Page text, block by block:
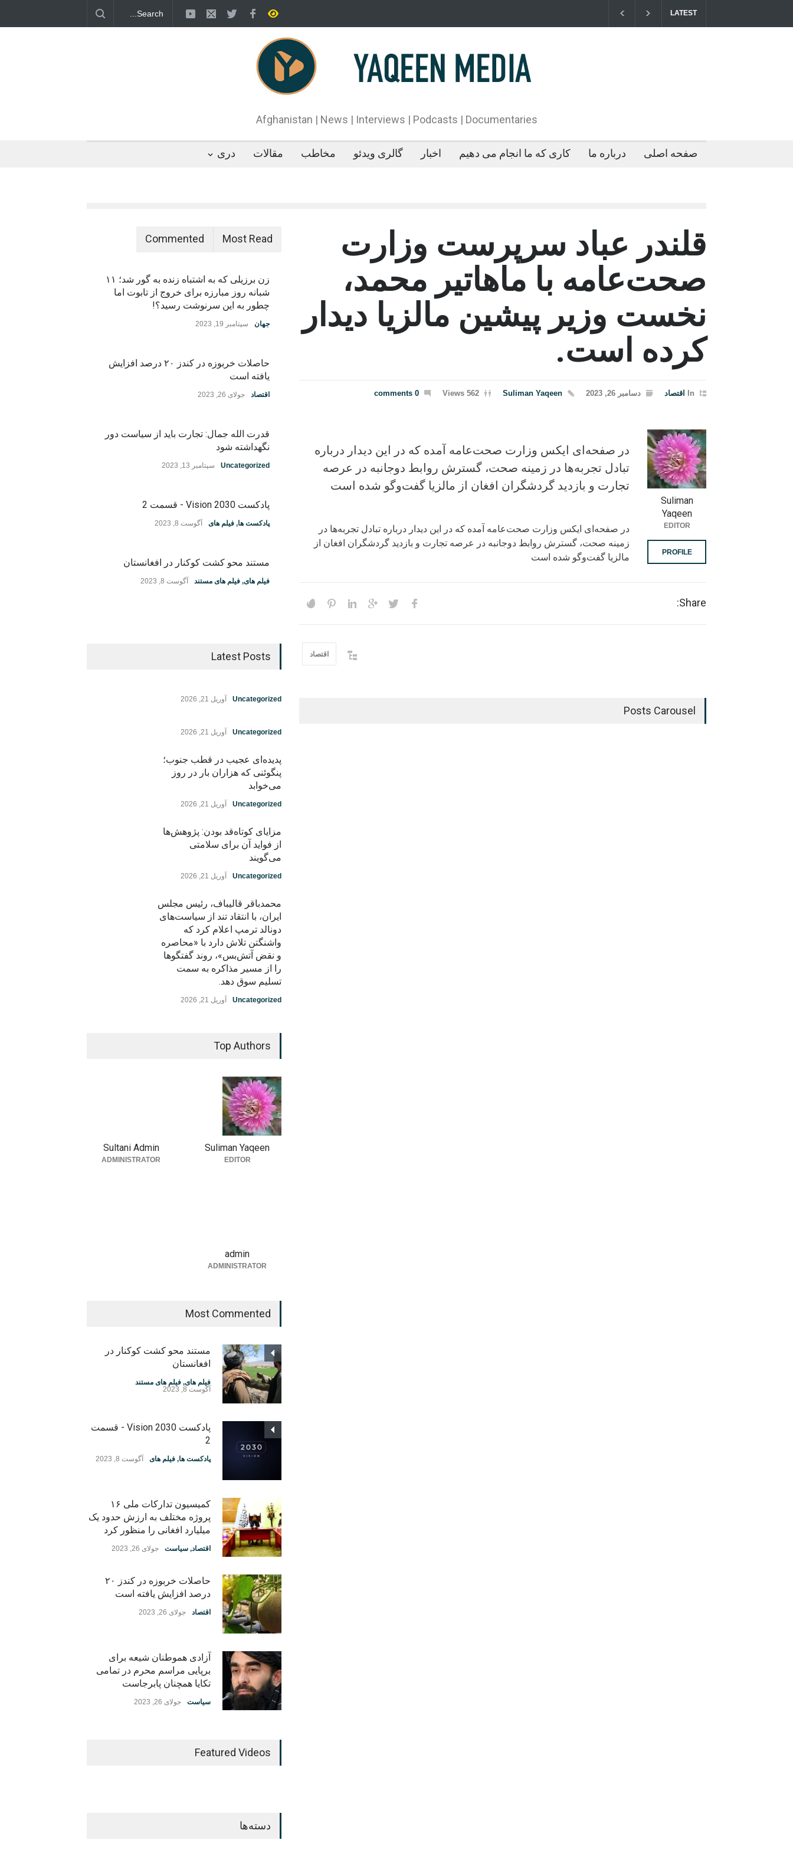
LATEST
پدیده‌ای عجیب در قطب جنوب؛ پنگوئنی که هزاران بار در روز
می‌خوابد
محمدباقر قالیباف، رئیس مجلس ایران، با انتقاد تند از سیاست‌های
دونالد ترمپ اعلام کرد که واشنگتن تلاش دارد با «محاصره و نقض
آتش‌بس»، روند گفتگوها را از مسیر مذاکره به سمت تسلیم سوق
Afghanistan | News | Interviews | Podcasts | Documentaries
صفحه اصلی درباره ما کاری که ما انجام می دهیم اخبار گالری ویدئو مخاطب مقالات دری
قلندر عباد سرپرست وزارت
صحت‌عامه با ماهاتیر محمد،
نخست وزیر پیشین مالزیا دیدار
کرده است.
In اقتصاد دسامبر 26, 2023 Suliman Yaqeen
562 Views
0 comments
در صفحه‌ای ایکس وزارت صحت‌عامه آمده که در این دیدار درباره
تبادل تجربه‌ها در زمینه صحت، گسترش روابط دوجانبه در عرصه
تجارت و بازدید گردشگران افغان از مالزیا گفت‌وگو شده است
در صفحه‌ای ایکس وزارت صحت‌عامه آمده که در این دیدار درباره تبادل تجربه‌ها در
زمینه صحت، گسترش روابط دوجانبه در عرصه تجارت و بازدید گردشگران افغان از
مالزیا گفت‌وگو شده است
Suliman
Yaqeen
EDITOR
PROFILE
Share:
اقتصاد
Posts Carousel
Most Read
Commented
زن برزیلی که به اشتباه زنده به گور شد؛ ۱۱
شبانه روز مبارزه برای خروج از تابوت اما
چطور به این سرنوشت رسید؟!
جهان سپتامبر 19, 2023
حاصلات خربوزه در کندز ۲۰ درصد افزایش
یافته است
اقتصاد جولای 26, 2023
قدرت الله جمال: تجارت باید از سیاست دور
نگهداشته شود
Uncategorized سپتامبر 13, 2023
پادکست Vision 2030 - قسمت 2
پادکست ها, فیلم های آگوست 8, 2023
مستند محو کشت کوکنار در افغانستان
فیلم های, فیلم های مستند آگوست 8, 2023
Latest Posts
Uncategorized آوریل 21, 2026
Uncategorized آوریل 21, 2026
پدیده‌ای عجیب در قطب جنوب؛
پنگوئنی که هزاران بار در روز
می‌خوابد
Uncategorized آوریل 21, 2026
مزایای کوتاه‌قد بودن: پژوهش‌ها
از فواید آن برای سلامتی
می‌گویند
Uncategorized آوریل 21, 2026
محمدباقر قالیباف، رئیس مجلس
ایران، با انتقاد تند از سیاست‌های
دونالد ترمپ اعلام کرد که
واشنگتن تلاش دارد با «محاصره
و نقض آتش‌بس»، روند گفتگوها
را از مسیر مذاکره به سمت
تسلیم سوق دهد.
Uncategorized آوریل 21, 2026
Top Authors
Suliman Yaqeen
EDITOR
Sultani Admin
ADMINISTRATOR
admin
ADMINISTRATOR
Most Commented
مستند محو کشت کوکنار در
افغانستان
فیلم های, فیلم های مستند
آگوست 8, 2023
پادکست Vision 2030 - قسمت
2
پادکست ها, فیلم های آگوست 8, 2023
کمیسیون تدارکات ملی ۱۶
پروژه مختلف به ارزش حدود یک
میلیارد افغانی را منظور کرد
اقتصاد, سیاست جولای 26, 2023
حاصلات خربوزه در کندز ۲۰
درصد افزایش یافته است
اقتصاد جولای 26, 2023
آزادی هموطنان شیعه برای
برپایی مراسم محرم در تمامی
تکایا همچنان پابرجاست
سیاست جولای 26, 2023
Featured Videos
دسته‌ها